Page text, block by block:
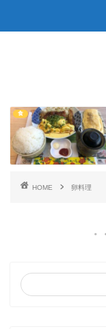
食
HOME 卵料理